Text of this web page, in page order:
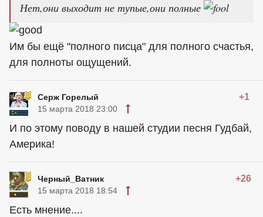
Нет,они выходит не тупые,они полные
Им бы ещё "полного писца" для полного счастья,
для полноты ощущений.
Серж Горелый +1
15 марта 2018 23:00
И по этому поводу в нашей студии песня Гудбай,
Америка!
Черный_Ватник +26
15 марта 2018 18:54
Есть мнение....